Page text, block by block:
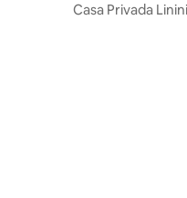
Casa Privada